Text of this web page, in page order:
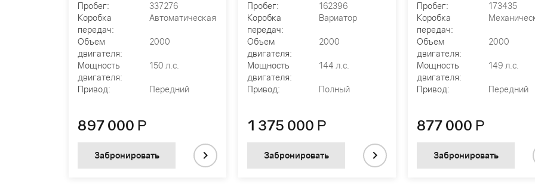
Пробег:
337276
Коробка
передач:
Автоматическая
Объем
двигателя:
2000
Мощность
двигателя:
150 л.с.
Привод: Передний
897 000 Р
Забронировать
Пробег:
162396
Коробка
передач:
Вариатор
Объем
двигателя:
2000
Мощность
двигателя:
144 л.с.
Привод: Полный
1 375 000 Р
Забронировать
Пробег:
173435
Коробка
передач:
Объем
двигателя:
2000
Мощность
двигателя:
149 л.с.
Привод: Передний
877 000 Р
Забронировать